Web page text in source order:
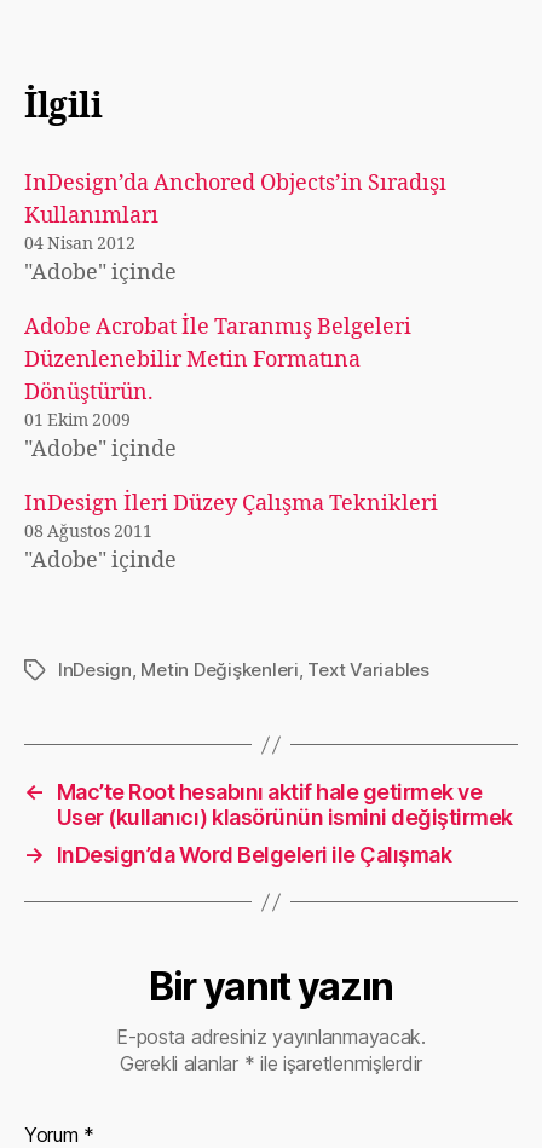
İlgili
InDesign’da Anchored Objects’in Sıradışı
Kullanımları
04 Nisan 2012
"Adobe" içinde
Adobe Acrobat İle Taranmış Belgeleri
Düzenlenebilir Metin Formatına
Dönüştürün.
01 Ekim 2009
"Adobe" içinde
InDesign İleri Düzey Çalışma Teknikleri
08 Ağustos 2011
"Adobe" içinde
EtiketlerInDesign, Metin Değişkenleri, Text Variables
←
Mac’te Root hesabını aktif hale getirmek ve
User (kullanıcı) klasörünün ismini değiştirmek
→
InDesign’da Word Belgeleri ile Çalışmak
Bir yanıt yazın
E-posta adresiniz yayınlanmayacak.
Gerekli alanlar * ile işaretlenmişlerdir
Yorum *